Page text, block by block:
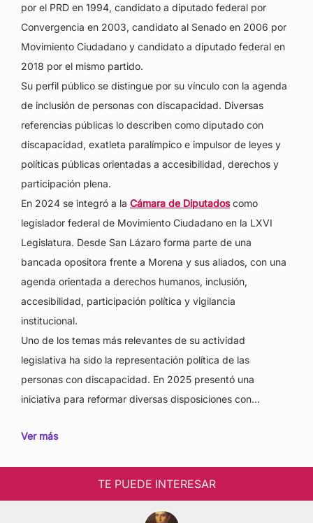
por el PRD en 1994, candidato a diputado federal por
Convergencia en 2003, candidato al Senado en 2006 por
Movimiento Ciudadano y candidato a diputado federal en
2018 por el mismo partido.
Su perfil público se distingue por su vínculo con la agenda
de inclusión de personas con discapacidad. Diversas
referencias públicas lo describen como diputado con
discapacidad, exatleta paralímpico e impulsor de leyes y
políticas públicas orientadas a accesibilidad, derechos y
participación plena.
En 2024 se integró a la Cámara de Diputadoscomo
legislador federal de Movimiento Ciudadano en la LXVI
Legislatura. Desde San Lázaro forma parte de una
bancada opositora frente a Morena y sus aliados, con una
agenda orientada a derechos humanos, inclusión,
accesibilidad, participación política y vigilancia
institucional.
Uno de los temas más relevantes de su actividad
legislativa ha sido la representación política de las
personas con discapacidad. En 2025 presentó una
iniciativa para reformar diversas disposiciones con…
Ver más
TE PUEDE INTERESAR